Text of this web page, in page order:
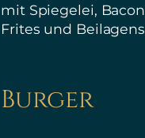
mit Spiegelei,
Frites und
Burger